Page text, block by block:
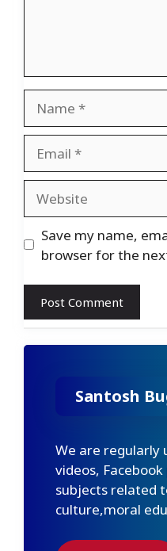
Save my name,
browser for the
Santosh
We are regularly
videos,
subjects related
culture,moral